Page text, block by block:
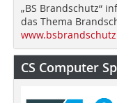
„BS Brandschutz“
das Thema
CS Computer